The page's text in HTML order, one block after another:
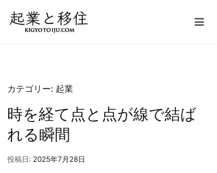
カテゴリー: 起業
時を経て点と点が線で結ば
れる瞬間
投稿日: 2025年7月28日